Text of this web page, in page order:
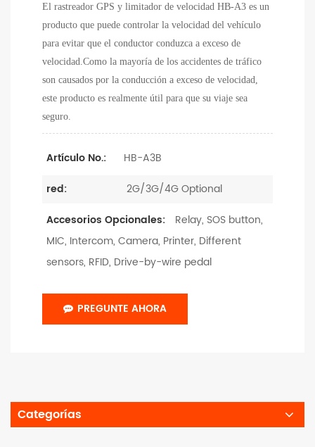
El rastreador GPS y limitador de velocidad HB-A3 es un
producto que puede controlar la velocidad del vehículo
para evitar que el conductor conduzca a exceso de
velocidad.Como la mayoría de los accidentes de tráfico
son causados ​​por la conducción a exceso de velocidad,
este producto es realmente útil para que su viaje sea
seguro.
Artículo No.:
HB-A3B
red:
2G/3G/4G Optional
Accesorios Opcionales:
Relay, SOS button,
MIC, Intercom, Camera, Printer, Different
sensors, RFID, Drive-by-wire pedal
PREGUNTE AHORA
Categorías